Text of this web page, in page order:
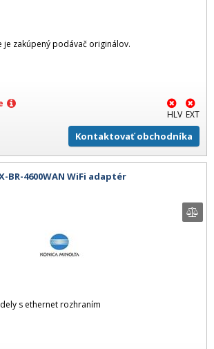
je zakúpený podávač originálov.
HLV EXT
Kontaktovať obchodníka
BR-4600WAN WiFi adaptér
s ethernet rozhraním